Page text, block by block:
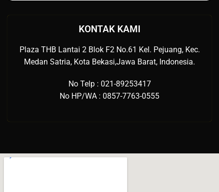
KONTAK KAMI
Plaza THB Lantai 2 Blok F2 No.61 Kel. Pejuang, Kec.
Medan Satria, Kota Bekasi,Jawa Barat, Indonesia.
No Telp : 021-89253417
No HP/WA : 0857-7763-0555